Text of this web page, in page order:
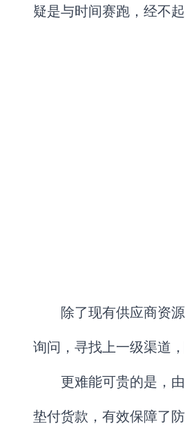
疑是与时间赛跑，经不
除了现有供应商资
询问，寻找上一级渠道
更难能可贵的是，
垫付货款，有效保障了